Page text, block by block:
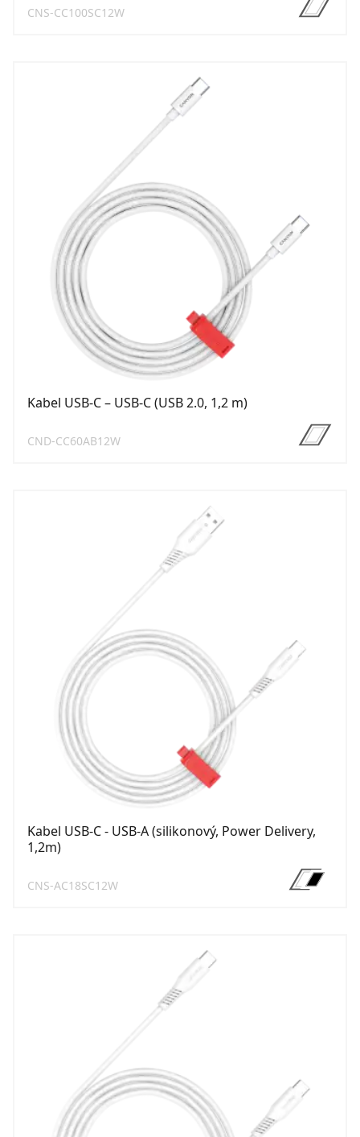
CNS-CC100SC12W
Kabel USB-C – USB-C (USB 2.0, 1,2 m)
CND-CC60AB12W
Kabel USB-C - USB-A (silikonový, Power Delivery,
1,2m)
CNS-AC18SC12W